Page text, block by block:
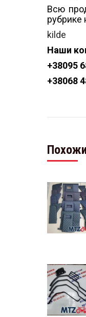
Всю
рубрике
kilde
Наши
+38095
+38068